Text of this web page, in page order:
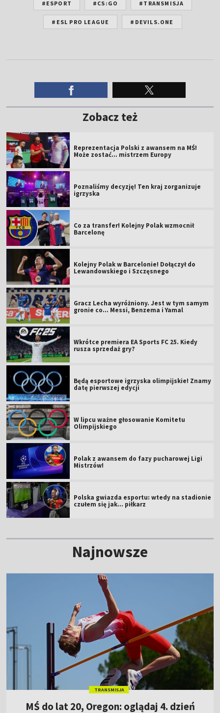
#ESPORT #CS:GO #TRANSMISJA
#ESL PRO LEAGUE #DEVILS.ONE
Zobacz też
Reprezentacja Polski z awansem na MŚ!
Może zostać... mistrzem Europy
Poznaliśmy decyzję! Ten kraj zorganizuje
igrzyska
Co za transfer! Kolejny Polak wzmocnił
Barcelonę
Kolejny Polak w Barcelonie! Dołączył do
Lewandowskiego i Szczęsnego
Gracz Lecha wyróżniony. Jest w tym samym
gronie co... Messi, Benzema i Yamal
Wkrótce premiera EA Sports FC 25. Kiedy
rusza sprzedaż gry?
Będą esportowe igrzyska olimpijskie! Znamy
datę pierwszej edycji
W lipcu ważne głosowanie Komitetu
Olimpijskiego
Polak z awansem do fazy pucharowej Ligi
Mistrzów!
Polska gwiazda esportu: wtedy na stadionie
czułem się jak... piłkarz
Najnowsze
TRANSMISJA
MŚ do lat 20, Oregon: oglądaj 4. dzień